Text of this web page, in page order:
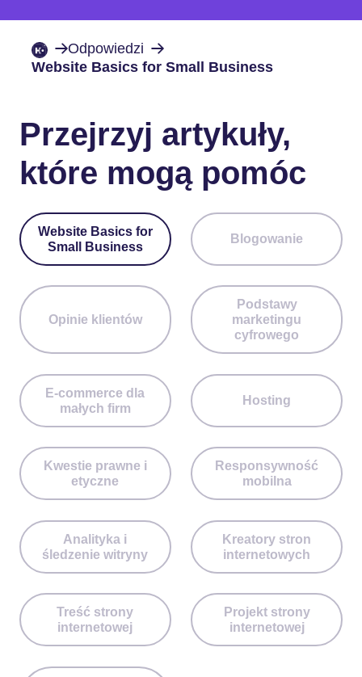
Odpowiedzi
Website Basics for Small Business
Przejrzyj artykuły,
które mogą pomóc
Website Basics for
Small Business
Blogowanie
Opinie klientów
Podstawy
marketingu
cyfrowego
E-commerce dla
małych firm
Hosting
Kwestie prawne i
etyczne
Responsywność
mobilna
Analityka i
śledzenie witryny
Kreatory stron
internetowych
Treść strony
internetowej
Projekt strony
internetowej